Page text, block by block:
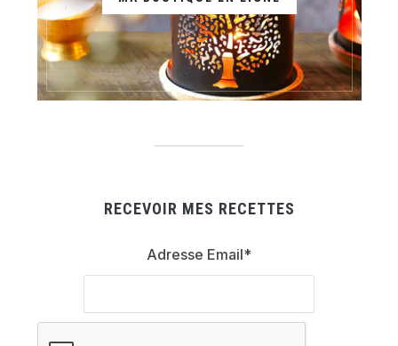
RECEVOIR MES RECETTES
Adresse Email*